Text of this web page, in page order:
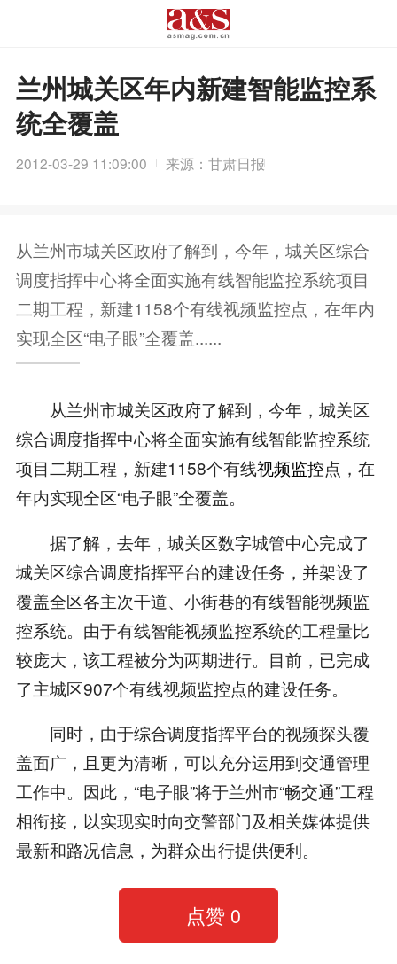
兰州城关区年内新建智能监控系
统全覆盖
2012-03-29 11:09:00 来源：甘肃日报
从兰州市城关区政府了解到，今年，城关区综合
调度指挥中心将全面实施有线智能监控系统项目
二期工程，新建1158个有线视频监控点，在年内
实现全区“电子眼”全覆盖......
从兰州市城关区政府了解到，今年，城关区
综合调度指挥中心将全面实施有线智能监控系统
项目二期工程，新建1158个有线视频监控点，在
年内实现全区“电子眼”全覆盖。
据了解，去年，城关区数字城管中心完成了
城关区综合调度指挥平台的建设任务，并架设了
覆盖全区各主次干道、小街巷的有线智能视频监
控系统。由于有线智能视频监控系统的工程量比
较庞大，该工程被分为两期进行。目前，已完成
了主城区907个有线视频监控点的建设任务。
同时，由于综合调度指挥平台的视频探头覆
盖面广，且更为清晰，可以充分运用到交通管理
工作中。因此，“电子眼”将于兰州市“畅交通”工程
相衔接，以实现实时向交警部门及相关媒体提供
最新和路况信息，为群众出行提供便利。
点赞 0